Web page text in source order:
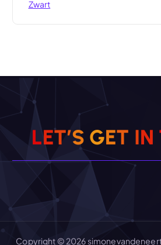
Zwart
LET’S GET IN
Copyright © 2026